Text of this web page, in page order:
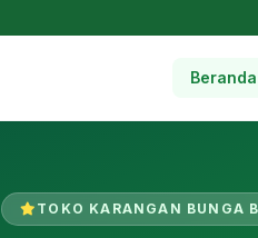
Beranda
TOKO KARANGAN BUNGA